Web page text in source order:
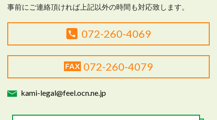
事前にご連絡頂ければ上記以外の時間も対応致します。
072-260-4069
072-260-4079
kami-legal@feel.ocn.ne.jp